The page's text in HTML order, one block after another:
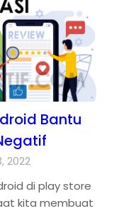
Bantu
2022
di play store
kita membuat